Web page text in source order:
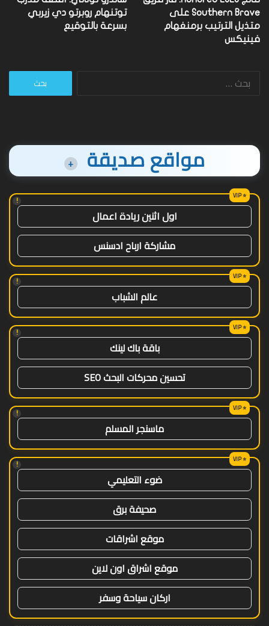
Southern Brave على
متذيل الترتيب برمنغهام
فينيكس
توتنهام روبرتو دي زيربي
بسرعة بالتوقيع
البحث
مواقع صديقة +
!
اول اثنين ريادة اعمال
مشاركة ارباح ادسنس
!
عالم الشباب
!
باقة باك لينك
تحسين محركات البحث SEO
!
ماسنجر المسلم
!
ضوء التعليمي
صحيفة برق
موقع اشراقات
موقع اشراق اون لاين
اركان سياحة وسفر